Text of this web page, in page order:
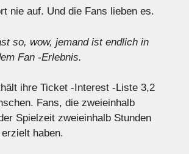
nie auf. Und die Fans lieben es.
so, wow, jemand ist endlich in
Fan -Erlebnis.
ihre Ticket -Interest -Liste 3,2
Fans, die zweieinhalb
Spielzeit zweieinhalb Stunden
haben.